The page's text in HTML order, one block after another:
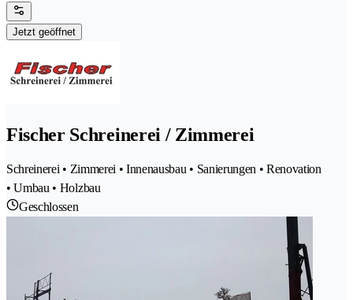
Jetzt geöffnet
Fischer Schreinerei / Zimmerei
Schreinerei • Zimmerei • Innenausbau • Sanierungen • Renovation
• Umbau • Holzbau
Geschlossen